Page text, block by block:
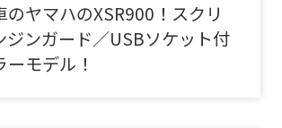
のヤマハのXSR900！スクリ
ジンガード／USBソケット付
モデル！